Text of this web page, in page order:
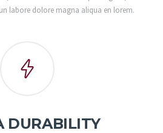
labore dolore magna aliqua en lorem.
DURABILITY